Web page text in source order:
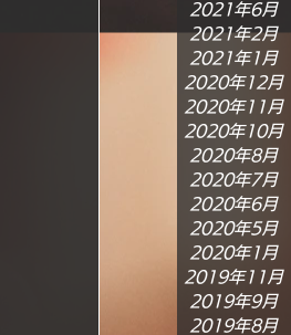
2021年6月
2021年2月
2021年1月
2020年12月
2020年11月
2020年10月
2020年8月
2020年7月
2020年6月
2020年5月
2020年1月
2019年11月
2019年9月
2019年8月